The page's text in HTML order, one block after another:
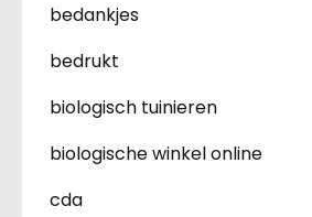
bedankjes
bedrukt
biologisch tuinieren
biologische winkel online
cda